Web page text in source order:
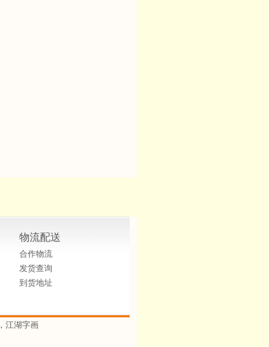
物流配送
合作物流
发货查询
到货地址
江湖字画